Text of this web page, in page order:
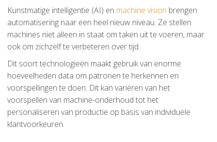
Kunstmatige intelligentie (AI) en machine vision brengen
automatisering naar een heel nieuw niveau. Ze stellen
machines niet alleen in staat om taken uit te voeren, maar
ook om zichzelf te verbeteren over tijd.
Dit soort technologieën maakt gebruik van enorme
hoeveelheden data om patronen te herkennen en
voorspellingen te doen. Dit kan variëren van het
voorspellen van machine-onderhoud tot het
personaliseren van productie op basis van individuele
klantvoorkeuren.